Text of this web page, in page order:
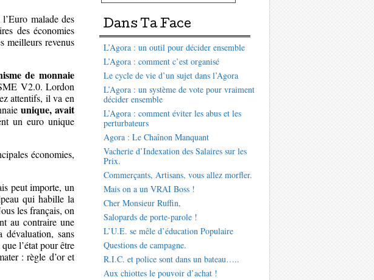
malade des
des économies
meilleurs revenus
de monnaie
V2.0. Lordon
attentifs, il va en
unique, avait
un euro unique
économies,
peut importe, un
qui habille la
les français, on
au contraire une
sans
l’état pour être
: règle d’or et
Dans Ta Face
L’Agora : un outil pour décider ensemble
L’Agora : comment c’est organisé
Le cycle de vie d’un sujet dans l’Agora
L’Agora : un système de vote pour vraiment
décider ensemble
L’Agora : comment éviter les abus et les
perturbateurs
Agora : Le Chaînon Manquant
Vacherie d’Indexation des Salaires sur les
Prix.
Commerçants, Artisans, vous allez morfler.
Mais on a un VRAI Boss !
Cher Monsieur Ruffin,
Salopards de porte-parole !
L’U.E. se mêle d’éducation Populaire
Questions de campagne.
R.I.C. et police sont dans un bateau…..
Aux chiottes le pouvoir d’achat !